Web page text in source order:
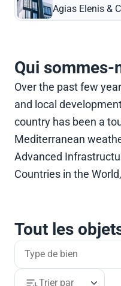
Agias Elenis &
Qui sommes-
Over the past few
and local
country has been a
Mediterranean
Advanced
Countries in the
Tout les